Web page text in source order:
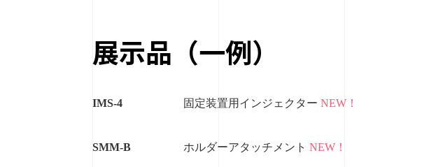
展示品（一例）
IMS-4 固定装置用インジェクター NEW！
SMM-B ホルダーアタッチメント NEW！